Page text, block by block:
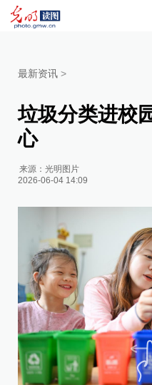
最新资讯 >
垃圾分类进校
心
来源：光明图片
2026-06-04 14:09